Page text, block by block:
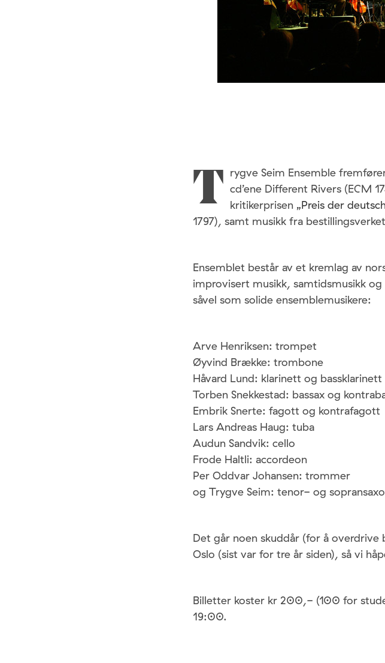
T rygve Seim Ensemble
cd’ene Different Rivers (ECM
kritikerprisen „Preis der
1797), samt musikk fra
Ensemblet består av et kremlag av
improvisert musikk, samtidsmusikk
såvel som solide ensemblemusikere:
Arve Henriksen: trompet
Øyvind Brække: trombone
Håvard Lund: klarinett og bassklarinett
Torben Snekkestad: bassax og
Embrik Snerte: fagott og kontrafagott
Lars Andreas Haug: tuba
Audun Sandvik: cello
Frode Haltli: accordeon
Per Oddvar Johansen: trommer
og Trygve Seim: tenor- og
Det går noen skuddår (for å
Oslo (sist var for tre år siden), så vi h
Billetter koster kr 200,- (100 for
19:00.